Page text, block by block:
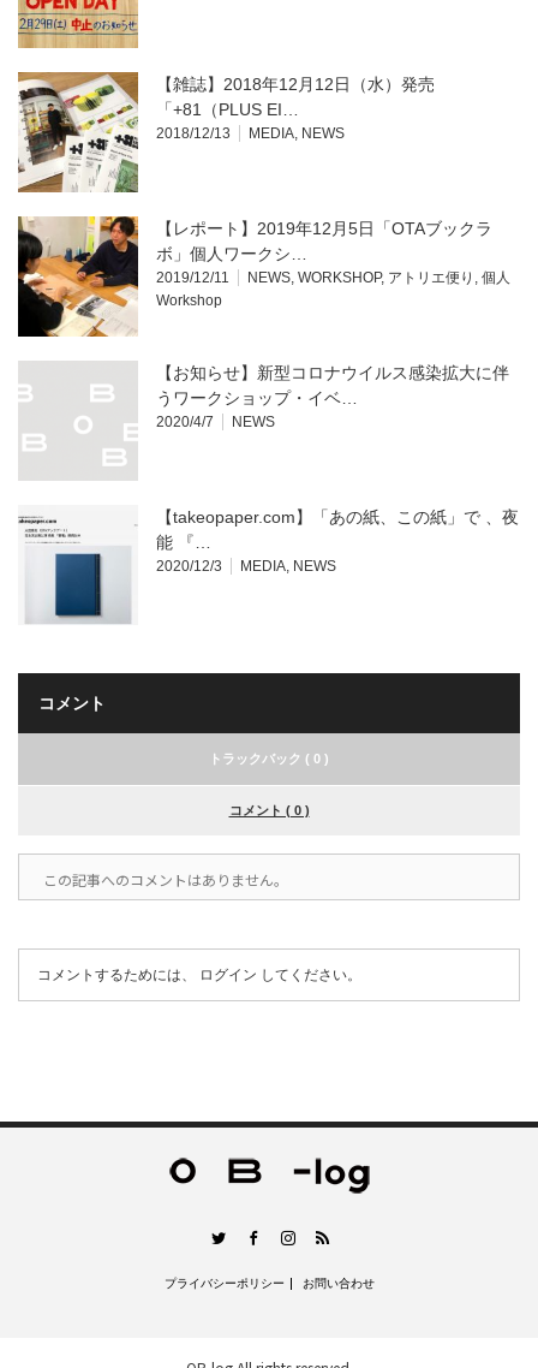
【雑誌】2018年12月12日（水）発売
「+81（PLUS EI…
2018/12/13 MEDIA, NEWS
【レポート】2019年12月5日「OTAブックラ
ボ」個人ワークシ…
2019/12/11 NEWS, WORKSHOP, アトリエ便り , 個人
Workshop
【お知らせ】新型コロナウイルス感染拡大に伴
うワークショップ・イベ…
2020/4/7 NEWS
【takeopaper.com】「あの紙、この紙」で 、夜
能 『…
2020/12/3 MEDIA, NEWS
コメント
トラックバック ( 0 )
コメント ( 0 )
この記事へのコメントはありません。
コメントするためには、 ログイン してください。
TwitterFacebookInstagram
RSS
プライバシーポリシー お問い合わせ